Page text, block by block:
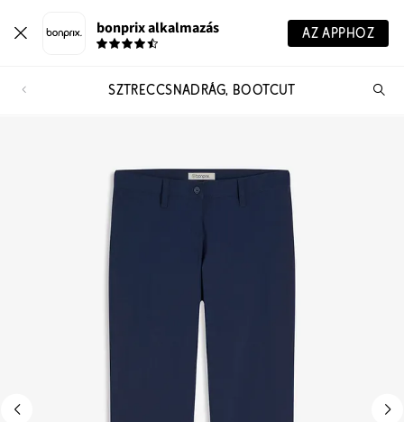
bonprix alkalmazás AZ APPHOZ
SZTRECCSNADRÁG, BOOTCUT